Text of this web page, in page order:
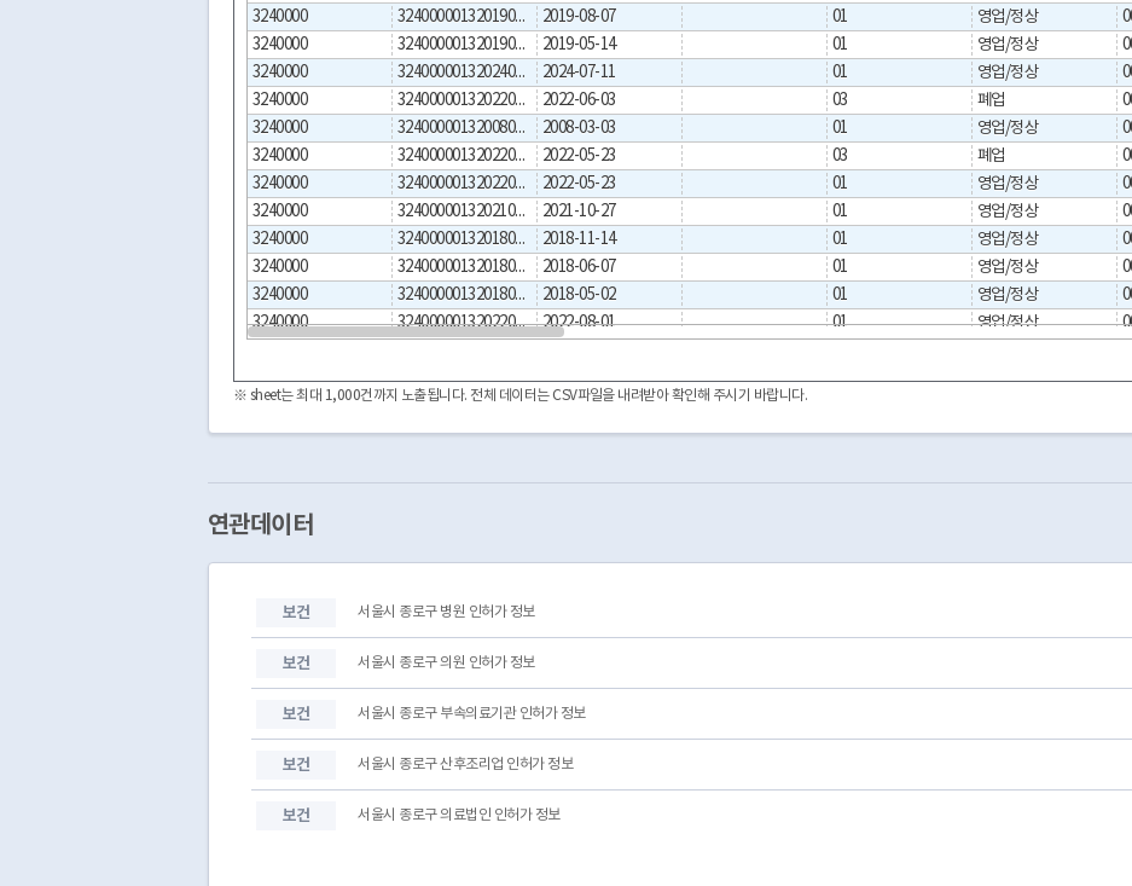
3240000
324000001320190002 2019-08-07 01 영업/정상
3240000
324000001320190001 2019-05-14 01 영업/정상
3240000
324000001320240001 2024-07-11 01 영업/정상
3240000
324000001320220008 2022-06-03 03 폐업
3240000
324000001320080001 2008-03-03 01 영업/정상
3240000
324000001320220007 2022-05-23 03 폐업
3240000
324000001320220006 2022-05-23 01 영업/정상
3240000
324000001320210002 2021-10-27 01 영업/정상
3240000
324000001320180004 2018-11-14 01 영업/정상
3240000
324000001320180002 2018-06-07 01 영업/정상
3240000
324000001320180001 2018-05-02 01 영업/정상
3240000
324000001320220009 2022-08-01 01 영업/정상
3240000
324000001320250002 2025-10-17 01 영업/정상
3240000
324000001320210003 2021-11-29
3240000
324000001320220005 2022-05-18 03 폐업
3240000
324000001320220003 2022-05-18 03 폐업
3240000
3240000
324000001320200002
3240000
324000001320160002
※ sheet는 최대 1,000건까지 노출됩니다. 전체 데이터는 CSV파일을 내려받아 확인해 주시기 바랍니다.
연관데이터
보건 서울시 종로구 병원 인허가 정보
보건 서울시 종로구 의원 인허가 정보
보건 서울시 종로구 부속의료기관 인허가 정보
보건 서울시 종로구 산후조리업 인허가 정보
보건 서울시 종로구 의료법인 인허가 정보